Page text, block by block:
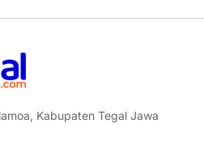
Kabupaten Tegal Jawa